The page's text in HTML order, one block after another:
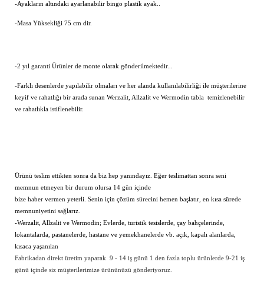
-Ayakların altındaki ayarlanabilir bingo plastik ayak..
-Masa Yüksekliği 75 cm dir.
-2 yıl garanti Ürünler de monte olarak gönderilmektedir...
-Farklı desenlerde yapılabilir olmaları ve her alanda kullanılabilirliği ile müşterilerine
keyif ve rahatlığı bir arada sunan Werzalit, Allzalit ve Wermodin tabla temizlenebilir
ve rahatlıkla istiflenebilir.
Ürünü teslim ettikten sonra da biz hep yanındayız. Eğer teslimattan sonra seni
memnun etmeyen bir durum olursa 14 gün içinde
bize haber vermen yeterli. Senin için çözüm sürecini hemen başlatır, en kısa sürede
memnuniyetini sağlarız.
-Werzalit, Allzalit ve Wermodin; Evlerde, turistik tesislerde, çay bahçelerinde,
lokantalarda, pastanelerde, hastane ve yemekhanelerde vb. açık, kapalı alanlarda,
kısaca yaşanılan
Fabrikadan direkt üretim yaparak 9 - 14 iş günü 1 den fazla toplu ürünlerde 9-21 iş
günü içinde siz müşterilerimize ürününüzü gönderiyoruz.